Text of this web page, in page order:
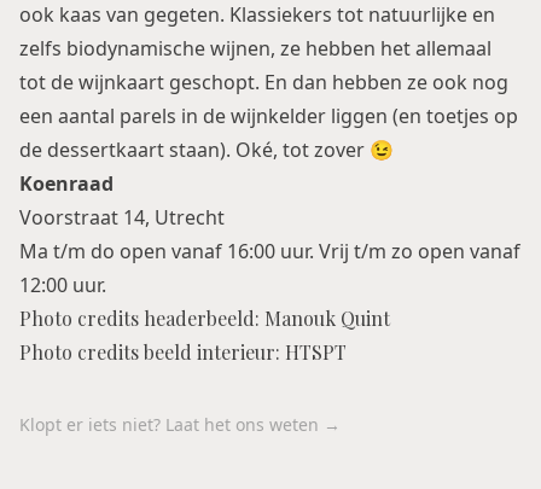
ook kaas van gegeten. Klassiekers tot natuurlijke en
zelfs biodynamische wijnen, ze hebben het allemaal
tot de wijnkaart geschopt. En dan hebben ze ook nog
een aantal parels in de wijnkelder liggen (en toetjes op
de dessertkaart staan). Oké, tot zover 😉
Koenraad
Voorstraat 14, Utrecht
Ma t/m do open vanaf 16:00 uur. Vrij t/m zo open vanaf
12:00 uur.
Photo credits headerbeeld: Manouk Quint
Photo credits beeld interieur: HTSPT
Klopt er iets niet? Laat het ons weten →